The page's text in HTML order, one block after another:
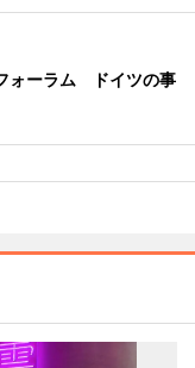
ォーラム ドイツの事